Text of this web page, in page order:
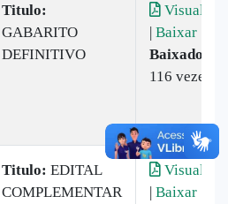
Titulo:
GABARITO
DEFINITIVO
Visualizar
| Baixar
Baixado:
116 vezes
Titulo: ​EDITAL
COMPLEMENTAR
Visualizar
| Baixar